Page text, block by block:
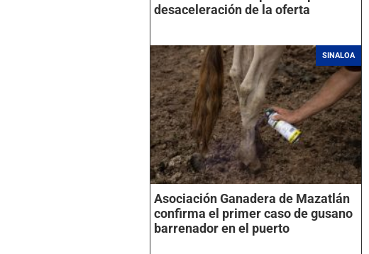
desaceleración de la oferta
SINALOA
Asociación Ganadera de Mazatlán
confirma el primer caso de gusano
barrenador en el puerto